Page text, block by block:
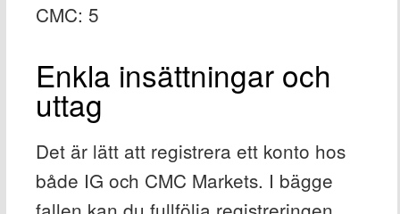
CMC: 5
Enkla insättningar och
uttag
Det är lätt att registrera ett konto hos
både IG och CMC Markets. I bägge